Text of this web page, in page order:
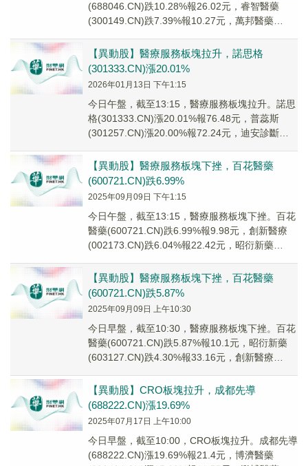
(688046.CN)跌10.28%報26.02元，睿智醫藥
(300149.CN)跌7.39%報10.27元，萬邦醫藥
【異動股】醫療服務板塊拉升，諾思格
(301333.CN)漲20.01%
2026年01月13日 下午1:15
今日午盤，截至13:15，醫療服務板塊拉升。諾思
格(301333.CN)漲20.01%報76.48元，普蕊斯
(301257.CN)漲20.00%報72.24元，迪安診斷
【異動股】醫療服務板塊下挫，百花醫藥
(600721.CN)跌6.99%
2025年09月09日 下午1:15
今日午盤，截至13:15，醫療服務板塊下挫。百花
醫藥(600721.CN)跌6.99%報9.98元，創新醫療
(002173.CN)跌6.04%報22.42元，昭衍新藥
【異動股】醫療服務板塊下挫，百花醫藥
(600721.CN)跌5.87%
2025年09月09日 上午10:30
今日早盤，截至10:30，醫療服務板塊下挫。百花
醫藥(600721.CN)跌5.87%報10.1元，昭衍新藥
(603127.CN)跌4.30%報33.16元，創新醫療
【異動股】CRO板塊拉升，成都先導
(688222.CN)漲19.69%
2025年07月17日 上午10:00
今日早盤，截至10:00，CRO板塊拉升。成都先導
(688222.CN)漲19.69%報21.4元，博濟醫藥